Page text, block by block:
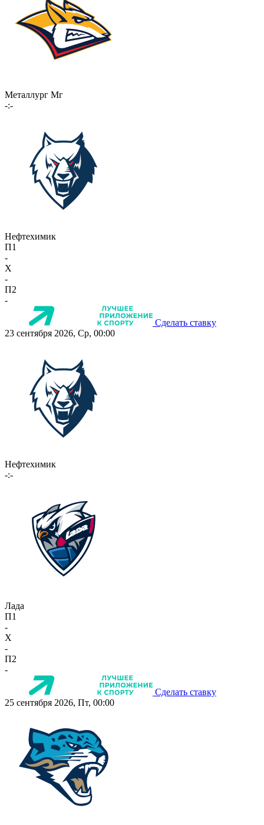
Металлург Мг
-:-
Нефтехимик
П1
-
X
-
П2
-
Сделать ставку
23 сентября 2026, Ср, 00:00
Нефтехимик
-:-
Лада
П1
-
X
-
П2
-
Сделать ставку
25 сентября 2026, Пт, 00:00